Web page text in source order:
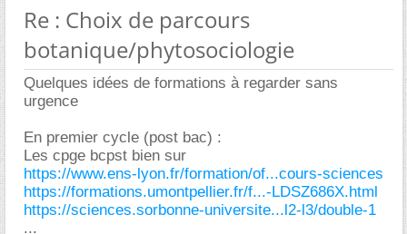
Re : Choix de parcours
botanique/phytosociologie
Quelques idées de formations à regarder sans
urgence
En premier cycle (post bac) :
Les cpge bcpst bien sur
https://www.ens-lyon.fr/formation/of...cours-sciences
https://formations.umontpellier.fr/f...-LDSZ686X.html
https://sciences.sorbonne-universite...l2-l3/double-1
...